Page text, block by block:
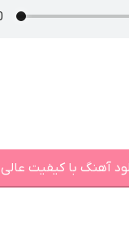
آهنگ با کیفیت عالی 320